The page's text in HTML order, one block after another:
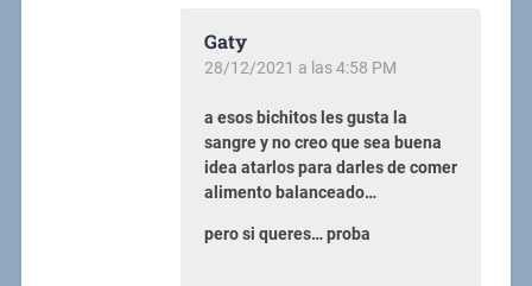
Gaty
28/12/2021 a las 4:58 PM
a esos bichitos les gusta la
sangre y no creo que sea buena
idea atarlos para darles de comer
alimento balanceado…
pero si queres… proba